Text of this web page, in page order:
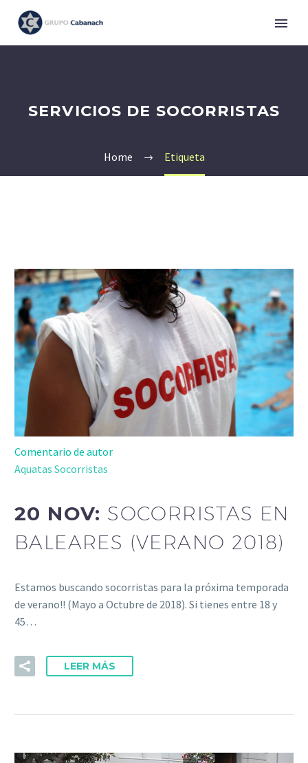
SERVICIOS DE SOCORRISTAS
Home Etiqueta
Comentario de autor
Aquatas Socorristas
20 NOV: SOCORRISTAS EN
BALEARES (VERANO 2018)
Estamos buscando socorristas para la próxima temporada
de verano!! (Mayo a Octubre de 2018). Si tienes entre 18 y
45…
LEER MÁS